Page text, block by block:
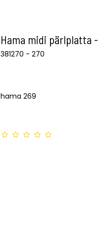
Hama midi pärlplatta
381270 - 270
hama 269